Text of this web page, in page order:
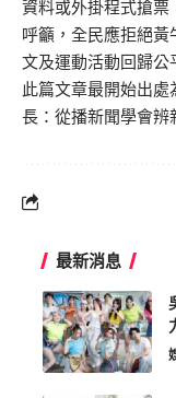
資料或外掛程式搶票
呼籲，全民應拒絕
文及運動活動回歸公
此篇文章最開始出處
長：從播新聞學會辨
最新消息